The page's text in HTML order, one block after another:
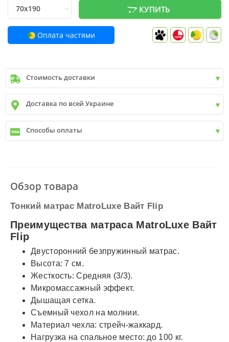
КУПИТЬ
Оплата частями
Стоимость доставки
Киевдо9999 грн. -400 грн.
Киевот9999 грн - БЕСПЛАТНО
Киев пригород +30 грн\км
Доставка по всей Украине
✓Новая почта
✓Деливери
✓Автолюкс
Способы оплаты
✓ Подробнее
Обзор товара
Тонкий матрас MatroLuxe Вайт Flip
Преимущества матраса MatroLuxe Вайт
Flip
Двусторонний безпружинный матрас.
Высота: 7 см.
Жесткость: Средняя (3/3).
Микромассажный эффект.
Дышащая сетка.
Съемный чехол на молнии.
Материал чехла: стрейч-жаккард.
Нагрузка на спальное место: до 100 кг.